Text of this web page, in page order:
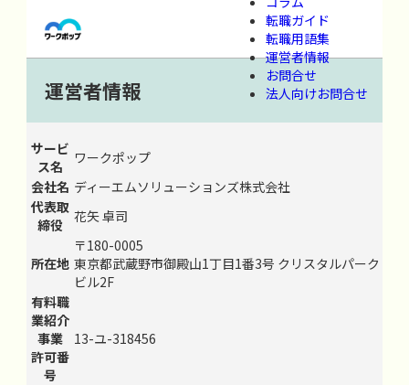
転職ガイド
転職用語集
運営者情報
お問合せ
法人向けお問合せ
運営者情報
サービ
ス名
ワークポップ
会社名 ディーエムソリューションズ株式会社
代表取
締役
花矢 卓司
所在地
〒180-0005
東京都武蔵野市御殿山1丁目1番3号 クリスタルパーク
ビル2F
有料職
業紹介
事業
許可番
号
13-ユ-318456